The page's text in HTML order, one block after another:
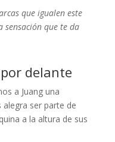
que igualen este
sensación que te da
delante
a Juang una
ser parte de
a la altura de sus